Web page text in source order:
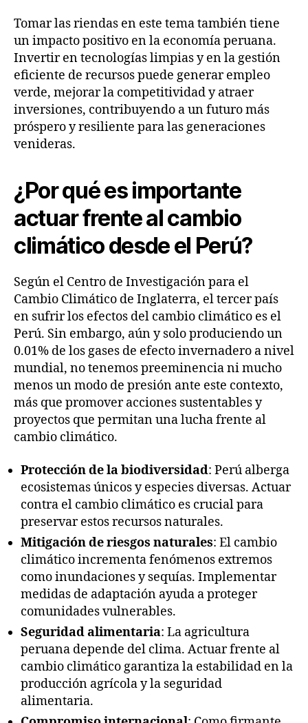
Tomar las riendas en este tema también tiene
un impacto positivo en la economía peruana.
Invertir en tecnologías limpias y en la gestión
eficiente de recursos puede generar empleo
verde, mejorar la competitividad y atraer
inversiones, contribuyendo a un futuro más
próspero y resiliente para las generaciones
venideras.
¿Por qué es importante
actuar frente al cambio
climático desde el Perú?
Según el Centro de Investigación para el
Cambio Climático de Inglaterra, el tercer país
en sufrir los efectos del cambio climático es el
Perú. Sin embargo, aún y solo produciendo un
0.01% de los gases de efecto invernadero a nivel
mundial, no tenemos preeminencia ni mucho
menos un modo de presión ante este contexto,
más que promover acciones sustentables y
proyectos que permitan una lucha frente al
cambio climático.
Protección de la biodiversidad: Perú alberga
ecosistemas únicos y especies diversas. Actuar
contra el cambio climático es crucial para
preservar estos recursos naturales.
Mitigación de riesgos naturales: El cambio
climático incrementa fenómenos extremos
como inundaciones y sequías. Implementar
medidas de adaptación ayuda a proteger
comunidades vulnerables.
Seguridad alimentaria: La agricultura
peruana depende del clima. Actuar frente al
cambio climático garantiza la estabilidad en la
producción agrícola y la seguridad
alimentaria.